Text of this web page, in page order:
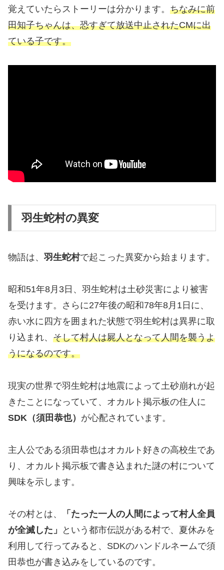
覚えていたらストーリーは分かります。 ちなみに前
田知子ちゃんは、恐すぎて放送中止されたCMに出
ている子です。
羽生蛇村の異変
物語は、 羽生蛇村で起こった異変から始まります。
昭和51年8月3日、羽生蛇村は土砂災害により被害
を受けます。さらに27年後の昭和78年8月1日に、
赤い水に四方を囲まれた状態で羽生蛇村は異界に取
り込まれ、 そして村人は屍人となって人間を襲うよ
うになるのです。
現実の世界で羽生蛇村は地震によって土砂崩れが起
きたことになっていて、オカルト掲示板の住人に
SDK（須田恭也） が心配されています。
主人公である須田恭也はオカルト好きの高校生であ
り、オカルト掲示板で書き込まれた謎の村について
興味を示します。
その村とは、
「たった一人の人間によって村人全員
が全滅した」
という都市伝説がある村で、夏休みを
利用して行ってみると、SDKのハンドルネームで須
田恭也が書き込みをしているのです。